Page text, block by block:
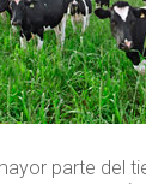
parte del